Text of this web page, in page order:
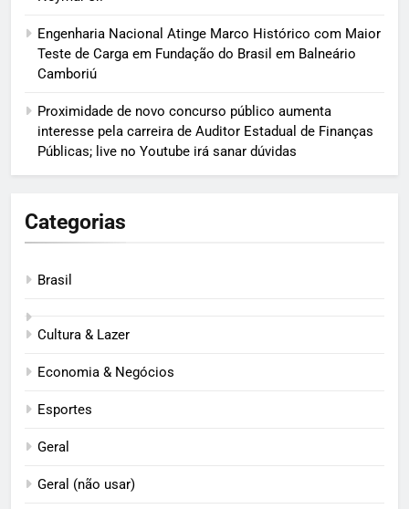
Engenharia Nacional Atinge Marco Histórico com Maior
Teste de Carga em Fundação do Brasil em Balneário
Camboriú
Proximidade de novo concurso público aumenta
interesse pela carreira de Auditor Estadual de Finanças
Públicas; live no Youtube irá sanar dúvidas
Categorias
Brasil
Cultura & Lazer
Economia & Negócios
Esportes
Geral
Geral (não usar)